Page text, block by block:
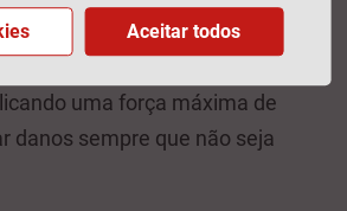
e o travão é controlado de
uma força máxima de
danos sempre que não seja
Aceitar todos